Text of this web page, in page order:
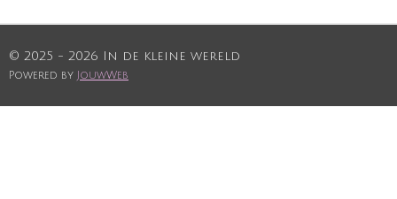
© 2025 - 2026 In de kleine wereld
Powered by JouwWeb